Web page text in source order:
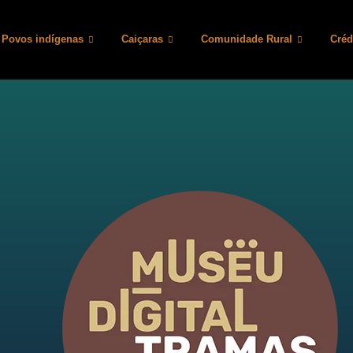
Povos indígenas Caiçaras Comunidade Rural